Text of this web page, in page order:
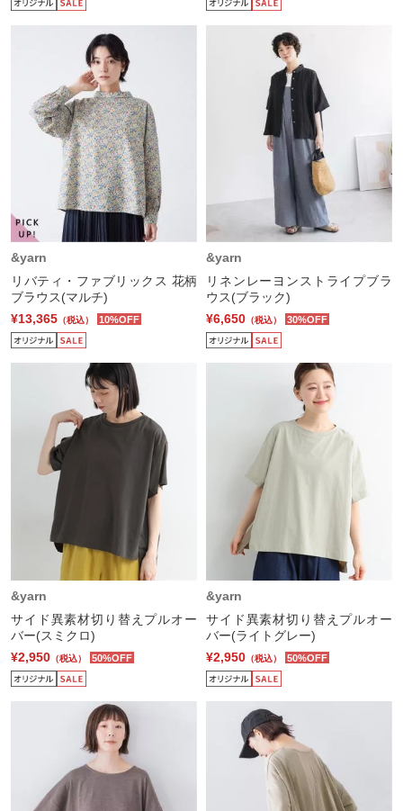
&yarn
リバティ・ファブリックス 花柄
ブラウス(マルチ)
¥13,365 （税込） 10%OFF
&yarn
リネンレーヨンストライプブラ
ウス(ブラック)
¥6,650 （税込） 30%OFF
&yarn
サイド異素材切り替えプルオー
バー(スミクロ)
¥2,950 （税込） 50%OFF
&yarn
サイド異素材切り替えプルオー
バー(ライトグレー)
¥2,950 （税込） 50%OFF